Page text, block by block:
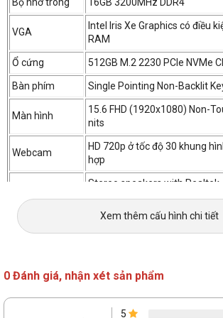
VGA
Intel Iris Xe Graphics có điều
RAM
Ổ cứng 512GB M.2 2230 PCIe NVMe
Bàn phím Single Pointing Non-Backlit
Màn hình
15.6 FHD (1920x1080) Non-
nits
Webcam
HD 720p ở tốc độ 30 khung
hợp
Stereo speakers with Realtek
2W x 2 = 4 W
Giao tiếp không
dây
Intel Dual Band Wi-Fi 6 AX201
160MHz + Bluetooth 5.2
alt mode/Power Delivery
1 USB 3.2 Gen 1 port
1 USB 3.2 Gen 1 port with
1 USB 2.0 port
Xem thêm cấu hình chi tiết
0 Đánh giá, nhận xét sản phẩm
5